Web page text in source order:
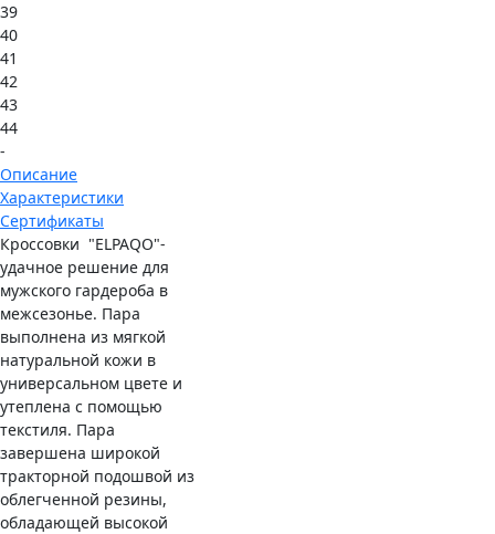
39
40
41
42
43
44
-
Описание
Характеристики
Сертификаты
Кроссовки "ELPAQO"-
удачное решение для
мужского гардероба в
межсезонье. Пара
выполнена из мягкой
натуральной кожи в
универсальном цвете и
утеплена с помощью
текстиля. Пара
завершена широкой
тракторной подошвой из
облегченной резины,
обладающей высокой